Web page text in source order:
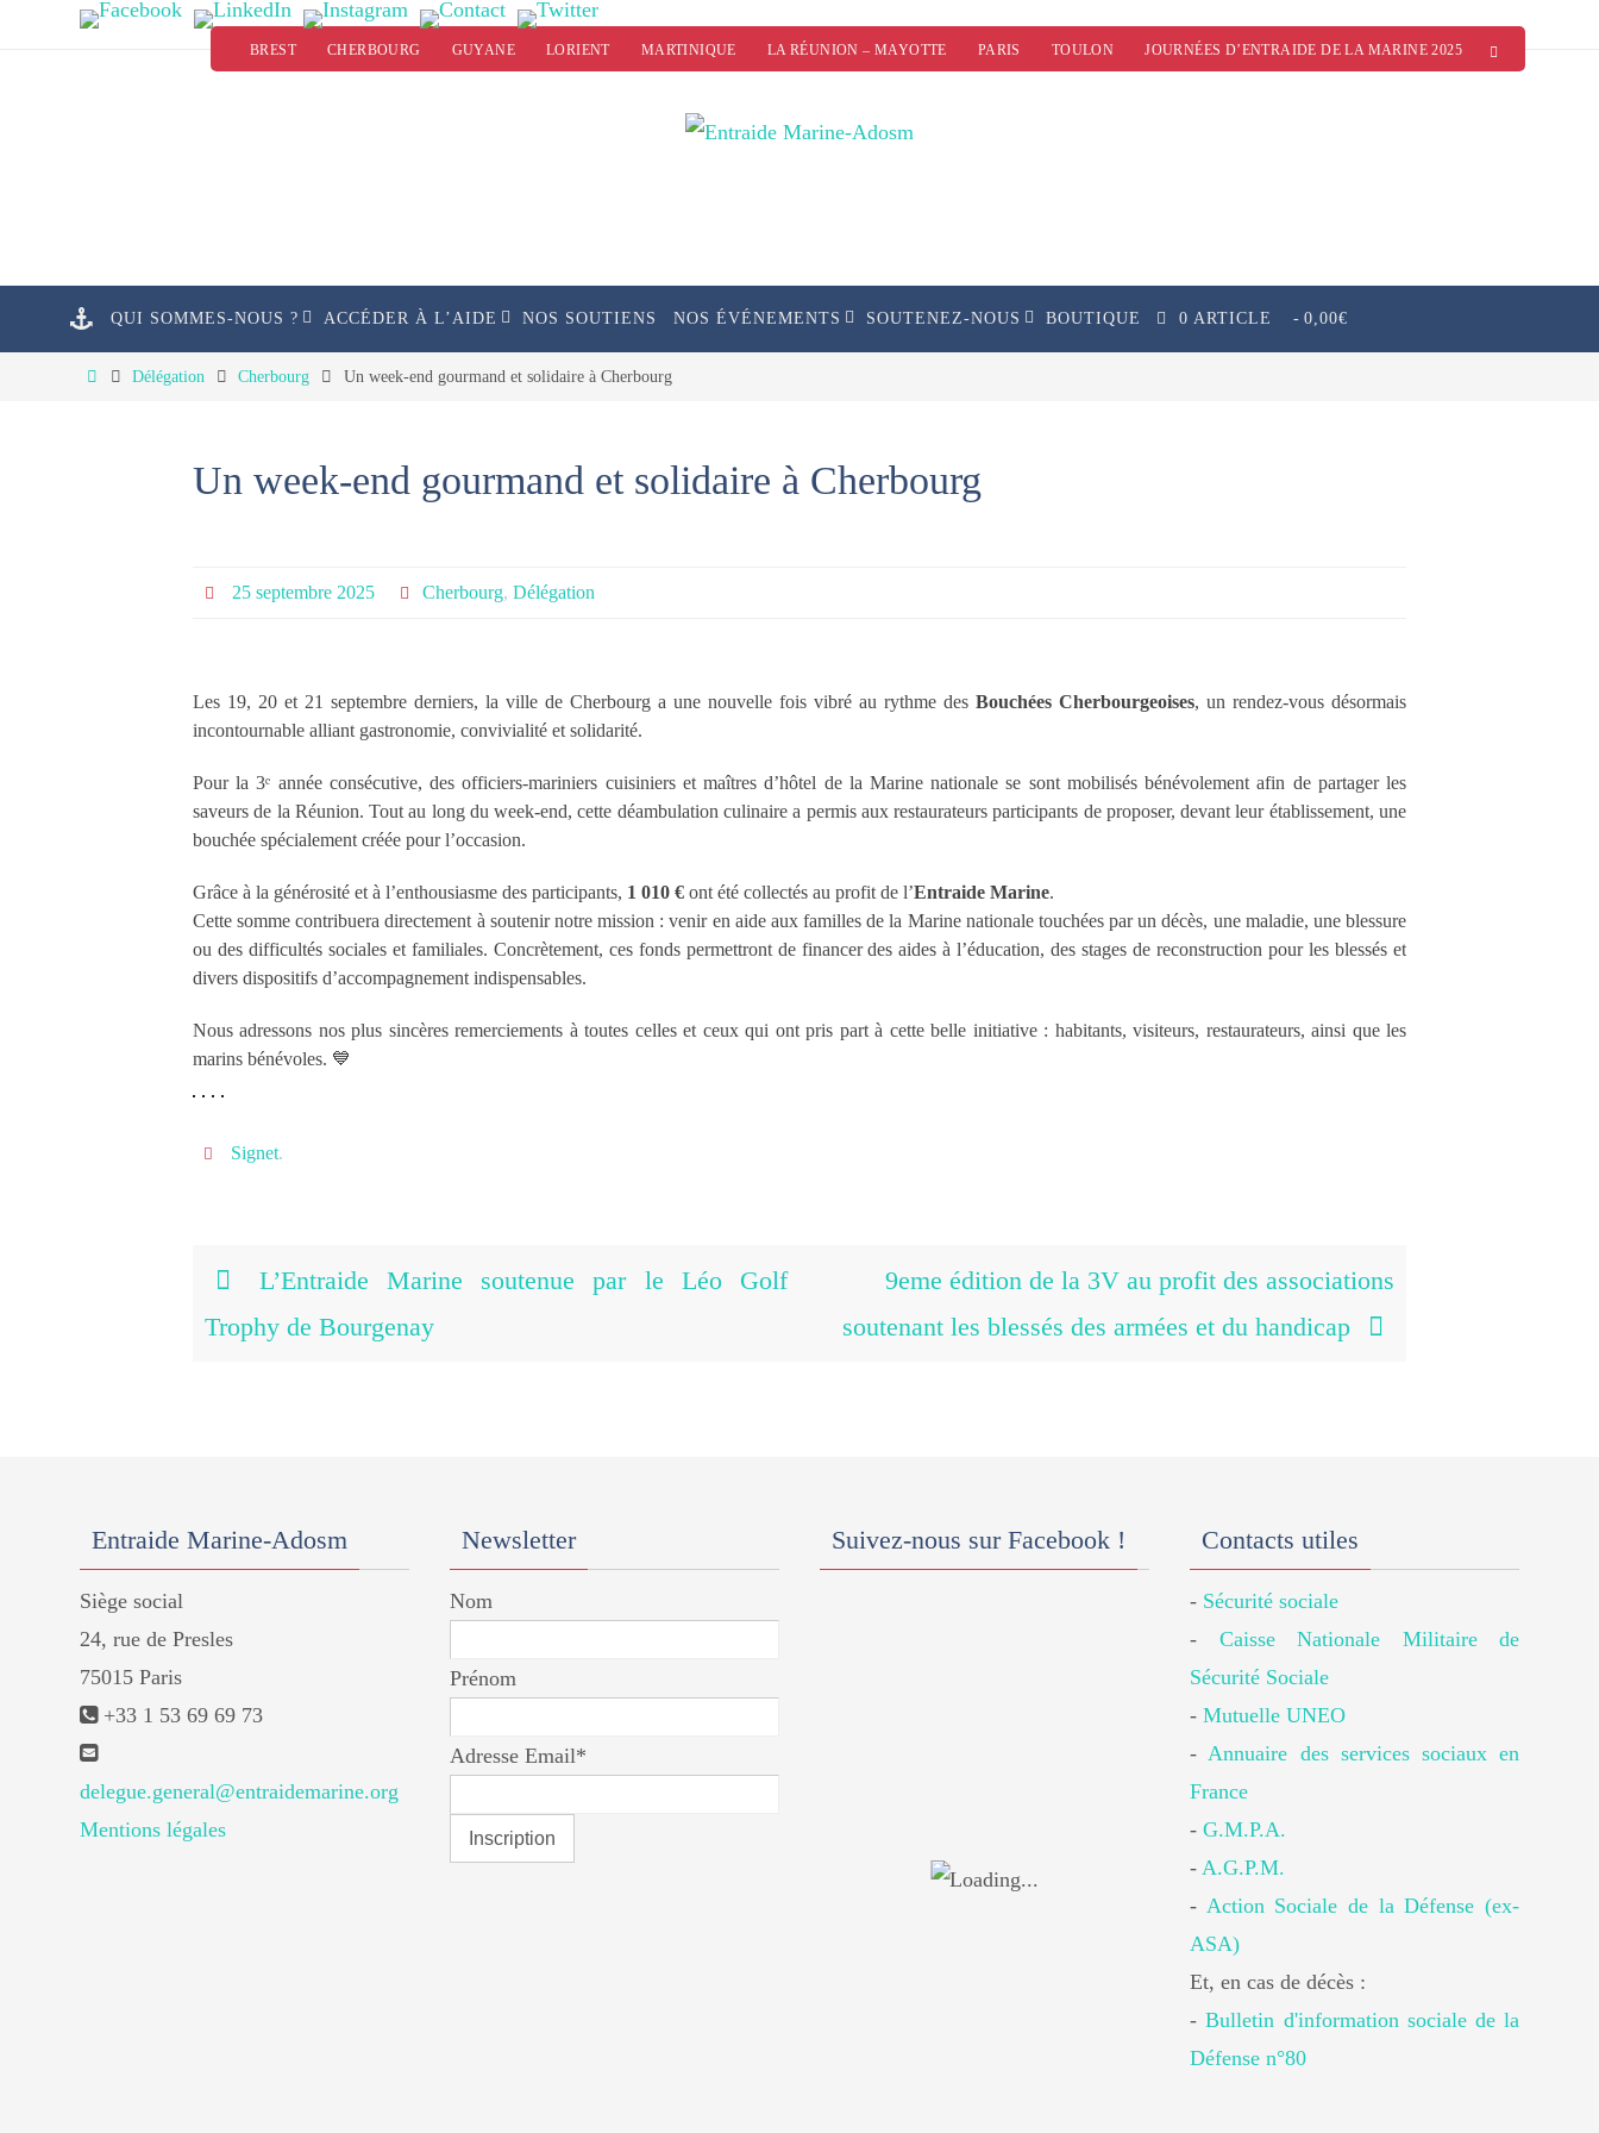
BREST CHERBOURG GUYANE LORIENT MARTINIQUE LA RÉUNION – MAYOTTE PARIS TOULON JOURNÉES D’ENTRAIDE DE LA MARINE 2025
QUI SOMMES-NOUS ? ACCÉDER À L’AIDE NOS SOUTIENS NOS ÉVÉNEMENTS SOUTENEZ-NOUS BOUTIQUE 0 ARTICLE 0,00€
HomeDélégation Cherbourg Un week-end gourmand et solidaire à Cherbourg
Un week-end gourmand et solidaire à Cherbourg
25 septembre 2025 Cherbourg, Délégation
Les 19, 20 et 21 septembre derniers, la ville de Cherbourg a une nouvelle fois vibré au rythme des Bouchées Cherbourgeoises, un rendez-vous désormais
incontournable alliant gastronomie, convivialité et solidarité.
Pour la 3ᵉ année consécutive, des officiers-mariniers cuisiniers et maîtres d’hôtel de la Marine nationale se sont mobilisés bénévolement afin de partager les
saveurs de la Réunion. Tout au long du week-end, cette déambulation culinaire a permis aux restaurateurs participants de proposer, devant leur établissement, une
bouchée spécialement créée pour l’occasion.
Grâce à la générosité et à l’enthousiasme des participants, 1 010 € ont été collectés au profit de l’Entraide Marine.
Cette somme contribuera directement à soutenir notre mission : venir en aide aux familles de la Marine nationale touchées par un décès, une maladie, une blessure
ou des difficultés sociales et familiales. Concrètement, ces fonds permettront de financer des aides à l’éducation, des stages de reconstruction pour les blessés et
divers dispositifs d’accompagnement indispensables.
Nous adressons nos plus sincères remerciements à toutes celles et ceux qui ont pris part à cette belle initiative : habitants, visiteurs, restaurateurs, ainsi que les
marins bénévoles. 💙
Signet.
L’Entraide Marine soutenue par le Léo Golf
Trophy de Bourgenay
9eme édition de la 3V au profit des associations
soutenant les blessés des armées et du handicap
Entraide Marine-Adosm
Siège social
24, rue de Presles
75015 Paris
+33 1 53 69 69 73
delegue.general@entraidemarine.org
Mentions légales
Newsletter
Nom
Prénom
Adresse Email*
Suivez-nous sur Facebook ! Contacts utiles
- Sécurité sociale
- Caisse Nationale Militaire de
Sécurité Sociale
-Mutuelle UNEO
-Annuaire des services sociaux en
France
-G.M.P.A.
-A.G.P.M.
- Action Sociale de la Défense (ex-
ASA)
Et, en cas de décès :
-Bulletin d'information sociale de la
Défense n°80